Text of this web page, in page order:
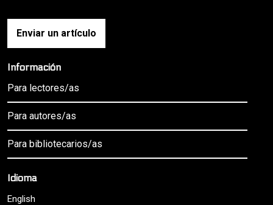
Enviar un artículo
Información
Para lectores/as
Para autores/as
Para bibliotecarios/as
Idioma
English